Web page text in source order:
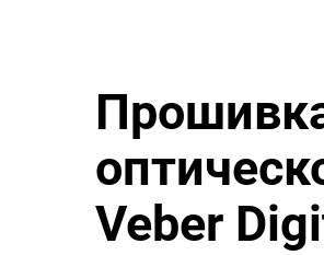
Veber